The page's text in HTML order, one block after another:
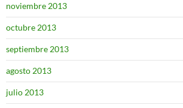
noviembre 2013
octubre 2013
septiembre 2013
agosto 2013
julio 2013